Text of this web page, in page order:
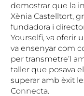
demostrar que la
Xènia Castelltort,
fundadora i
Yourselfi, va oferir
va ensenyar com
per transmetre’l
taller que posava
superar amb èxit
Connecta.